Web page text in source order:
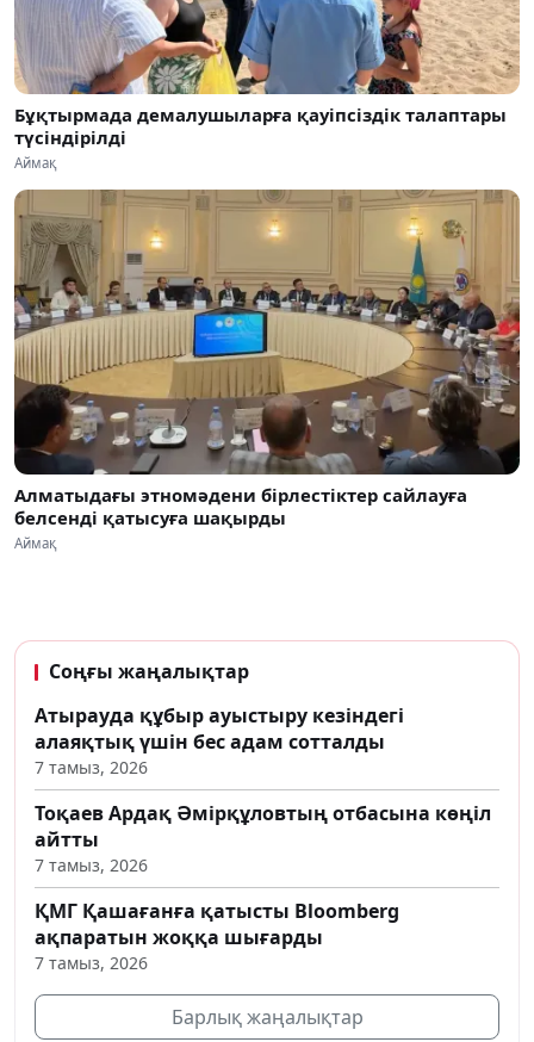
Бұқтырмада демалушыларға қауіпсіздік талаптары
түсіндірілді
Аймақ
Алматыдағы этномәдени бірлестіктер сайлауға
белсенді қатысуға шақырды
Аймақ
Соңғы жаңалықтар
Атырауда құбыр ауыстыру кезіндегі
алаяқтық үшін бес адам сотталды
7 тамыз, 2026
Тоқаев Ардақ Әмірқұловтың отбасына көңіл
айтты
7 тамыз, 2026
ҚМГ Қашағанға қатысты Bloomberg
ақпаратын жоққа шығарды
7 тамыз, 2026
Барлық жаңалықтар